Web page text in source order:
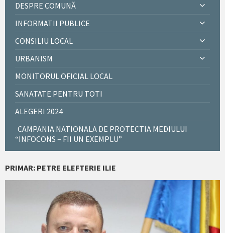
DESPRE COMUNĂ
INFORMATII PUBLICE
CONSILIU LOCAL
URBANISM
MONITORUL OFICIAL LOCAL
SANATATE PENTRU TOTI
ALEGERI 2024
CAMPANIA NATIONALA DE PROTECTIA MEDIULUI
“INFOCONS – FII UN EXEMPLU”
PRIMAR: PETRE ELEFTERIE ILIE